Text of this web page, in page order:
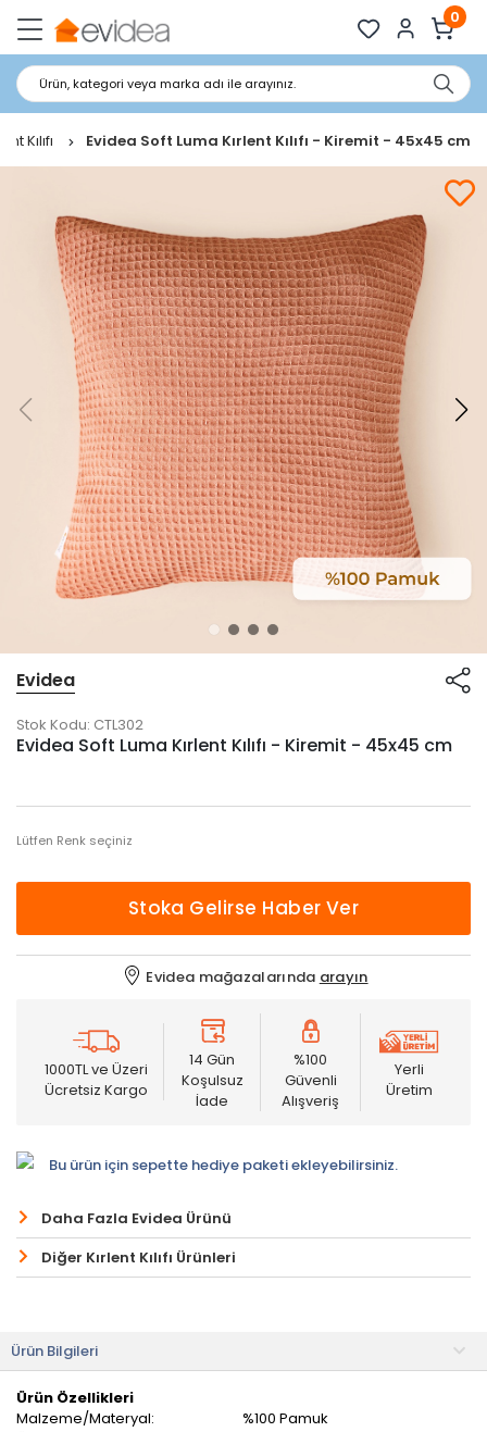
0
Ürün, kategori veya marka adı ile arayınız.
Kılıfı Evidea Soft Luma Kırlent Kılıfı - Kiremit - 45x45 cm
Evidea
Stok Kodu: CTL302
Evidea Soft Luma Kırlent Kılıfı - Kiremit - 45x45 cm
Lütfen Renk seçiniz
Stoka Gelirse Haber Ver
Evidea mağazalarında arayın
1000TL ve Üzeri
Ücretsiz Kargo
14 Gün
Koşulsuz
İade
%100
Güvenli
Alışveriş
Yerli
Üretim
Bu ürün için sepette hediye paketi ekleyebilirsiniz.
Daha Fazla Evidea Ürünü
Diğer Kırlent Kılıfı Ürünleri
Ürün Bilgileri
Ürün Özellikleri
Malzeme/Materyal:
%100 Pamuk